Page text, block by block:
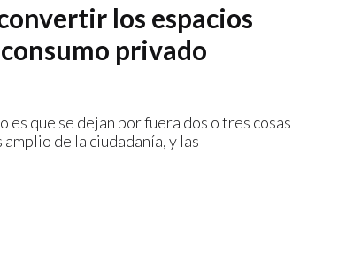
los espacios
privado
que se dejan por fuera dos o tres cosas
de la ciudadanía, y las